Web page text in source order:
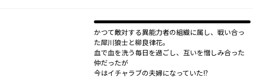
かつて敵対する異能力者の組織に属し、戦い合っ
た犀川狼士と柳良律花。
血で血を洗う毎日を過ごし、互いを憎しみ合った
仲だったが――
今はイチャラブの夫婦になっていた!?